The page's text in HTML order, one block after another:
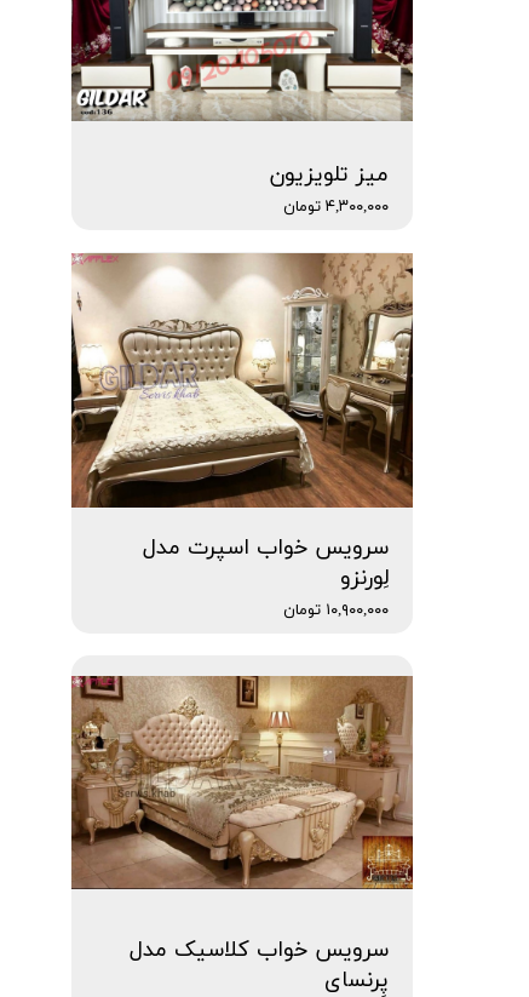
میز تلویزیون
۴,۳۰۰,۰۰۰ تومان
سرویس خواب اسپرت مدل
لِورنزو
۱۰,۹۰۰,۰۰۰ تومان
سرویس خواب کلاسیک مدل
پِرنسای